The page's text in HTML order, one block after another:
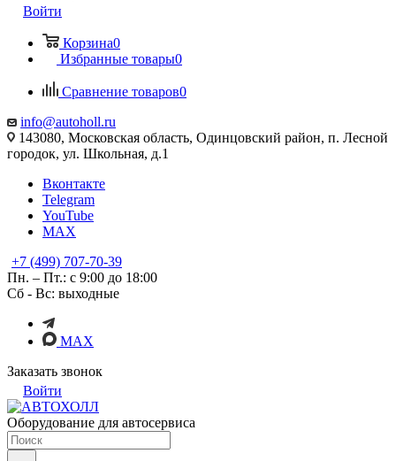
Войти
Корзина0
Избранные товары0
Сравнение товаров0
info@autoholl.ru
143080, Московская область, Одинцовский район, п. Лесной
городок, ул. Школьная, д.1
Вконтакте
Telegram
YouTube
MAX
+7 (499) 707-70-39
Пн. – Пт.: с 9:00 до 18:00
Сб - Вс: выходные
MAX
Заказать звонок
Войти
Оборудование для автосервиса